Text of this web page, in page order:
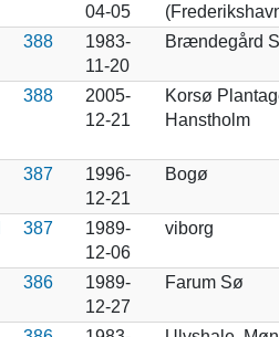
04-05
388
1983-
11-20
Brændegård
388
2005-
12-21
Korsø
Hanstholm
387
1996-
12-21
Bogø
387
1989-
12-06
viborg
386
1989-
12-27
Farum Sø